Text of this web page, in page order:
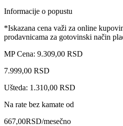
Informacije o popustu
*Iskazana cena važi za online
prodavnicama za gotovinski način
MP Cena: 9.309,00 RSD
7.999,00 RSD
Ušteda: 1.310,00 RSD
Na rate bez kamate od
667,00RSD/mesečno